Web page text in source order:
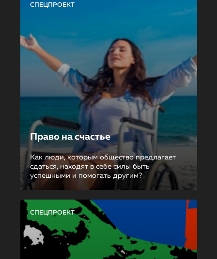
СПЕЦПРОЕКТ
Право на счастье
Как люди, которым общество предлагает
сдаться, находят в себе силы быть
успешными и помогать другим?
СПЕЦПРОЕКТ